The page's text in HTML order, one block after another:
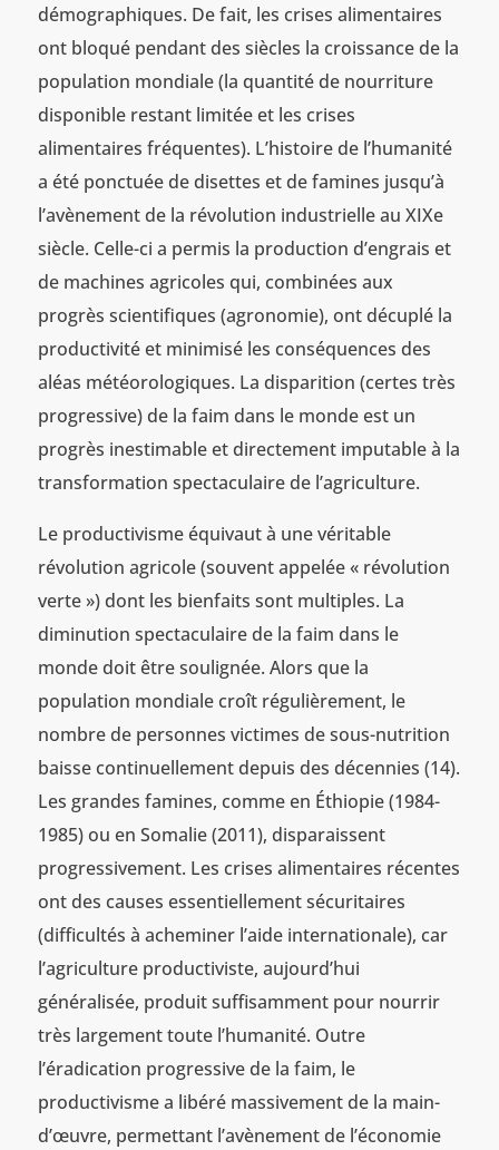
démographiques. De fait, les crises alimentaires
ont bloqué pendant des siècles la croissance de la
population mondiale (la quantité de nourriture
disponible restant limitée et les crises
alimentaires fréquentes). L’histoire de l’humanité
a été ponctuée de disettes et de famines jusqu’à
l’avènement de la révolution industrielle au XIXe
siècle. Celle-ci a permis la production d’engrais et
de machines agricoles qui, combinées aux
progrès scientifiques (agronomie), ont décuplé la
productivité et minimisé les conséquences des
aléas météorologiques. La disparition (certes très
progressive) de la faim dans le monde est un
progrès inestimable et directement imputable à la
transformation spectaculaire de l’agriculture.
Le productivisme équivaut à une véritable
révolution agricole (souvent appelée « révolution
verte ») dont les bienfaits sont multiples. La
diminution spectaculaire de la faim dans le
monde doit être soulignée. Alors que la
population mondiale croît régulièrement, le
nombre de personnes victimes de sous-nutrition
baisse continuellement depuis des décennies (14).
Les grandes famines, comme en Éthiopie (1984-
1985) ou en Somalie (2011), disparaissent
progressivement. Les crises alimentaires récentes
ont des causes essentiellement sécuritaires
(difficultés à acheminer l’aide internationale), car
l’agriculture productiviste, aujourd’hui
généralisée, produit suffisamment pour nourrir
très largement toute l’humanité. Outre
l’éradication progressive de la faim, le
productivisme a libéré massivement de la main-
d’œuvre, permettant l’avènement de l’économie